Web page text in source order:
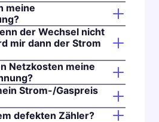
meine
der Wechsel nicht
mir dann der Strom
Netzkosten meine
Strom-/Gaspreis
defekten Zähler?